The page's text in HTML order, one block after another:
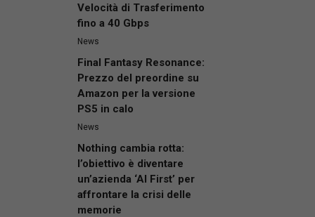
Velocità di Trasferimento
fino a 40 Gbps
News
Final Fantasy Resonance:
Prezzo del preordine su
Amazon per la versione
PS5 in calo
News
Nothing cambia rotta:
l’obiettivo è diventare
un’azienda ‘AI First’ per
affrontare la crisi delle
memorie